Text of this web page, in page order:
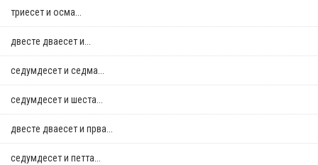
триесет и осма...
двестe дваесет и...
седумдесет и седма...
седумдесет и шеста...
двестe дваесет и прва...
седумдесет и петта...